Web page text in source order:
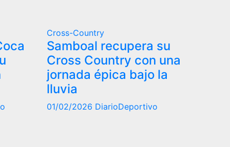
Cross-Country
Samboal recupera su
Cross Country con una
jornada épica bajo la
lluvia
01/02/2026 DiarioDeportivo